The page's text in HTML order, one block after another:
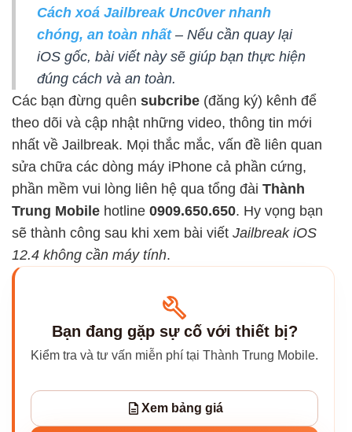
Cách xoá Jailbreak Unc0ver nhanh
chóng, an toàn nhất– Nếu cần quay lại
iOS gốc, bài viết này sẽ giúp bạn thực hiện
đúng cách và an toàn.
Các bạn đừng quên subcribe (đăng ký) kênh để
theo dõi và cập nhật những video, thông tin mới
nhất về Jailbreak. Mọi thắc mắc, vấn đề liên quan
sửa chữa các dòng máy iPhone cả phần cứng,
phần mềm vui lòng liên hệ qua tổng đài Thành
Trung Mobile hotline 0909.650.650. Hy vọng bạn
sẽ thành công sau khi xem bài viết Jailbreak iOS
12.4 không cần máy tính.
Bạn đang gặp sự cố với thiết bị?
Kiểm tra và tư vấn miễn phí tại Thành Trung Mobile.
Xem bảng giá